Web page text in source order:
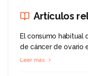
Artículos
El consumo habitual
de cáncer de ovario
Leer más